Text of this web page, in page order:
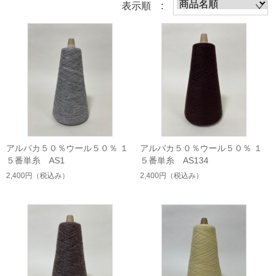
表示順 :
アルパカ５０％ウール５０％ １
５番単糸 AS1
2,400円 （税込み）
アルパカ５０％ウール５０％ １
５番単糸 AS134
2,400円 （税込み）